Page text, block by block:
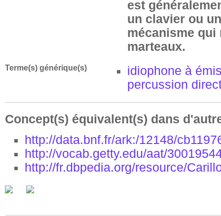
est
un clavier ou
mécanisme qui
marteaux.
Terme(s) générique(s)
idiophone à
percussion
Concept(s) équivalent(s) dans
http://data.bnf.fr/ark:/12148/
http://vocab.getty.edu/aat/
http://fr.dbpedia.org/resource/